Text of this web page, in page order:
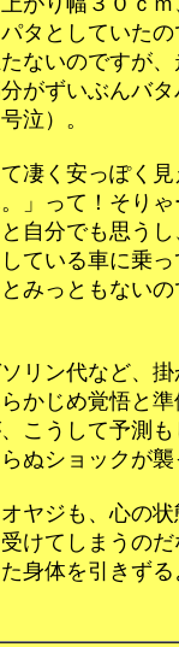
タとしていた
ないのですが
がずいぶんバ
泣）。
凄く安っぽく見
」って！そり
自分でも思う
ている車に乗
みっともない
リン代など、掛
かじめ覚悟と
こうして予測
ぬショックが襲
ヤジも、心の状
けてしまうの
身体を引きず